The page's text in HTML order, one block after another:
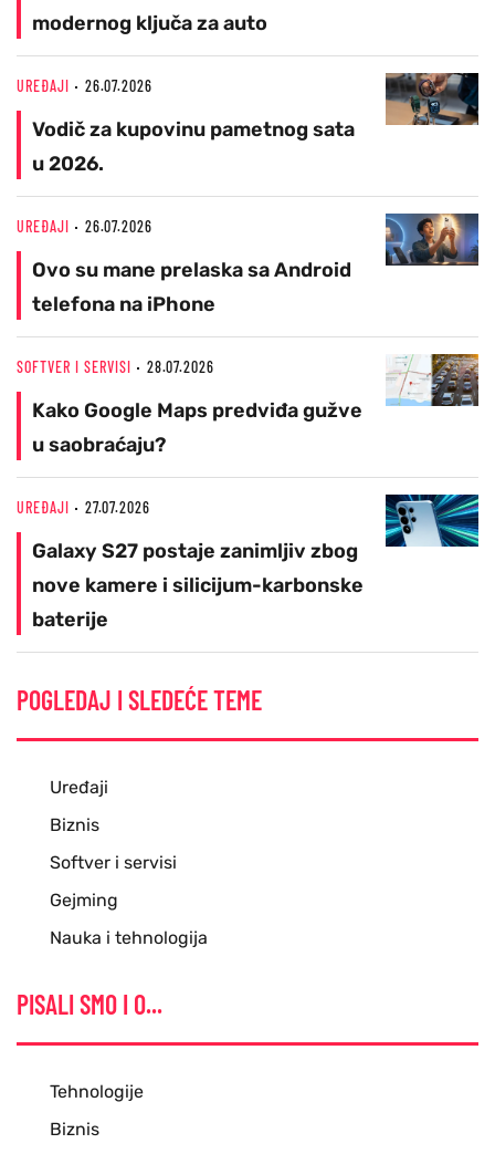
modernog ključa za auto
UREĐAJI 26.07.2026
Vodič za kupovinu pametnog sata
u 2026.
UREĐAJI 26.07.2026
Ovo su mane prelaska sa Android
telefona na iPhone
SOFTVER I SERVISI 28.07.2026
Kako Google Maps predviđa gužve
u saobraćaju?
UREĐAJI 27.07.2026
Galaxy S27 postaje zanimljiv zbog
nove kamere i silicijum-karbonske
baterije
POGLEDAJ I SLEDEĆE TEME
Uređaji
Biznis
Softver i servisi
Gejming
Nauka i tehnologija
PISALI SMO I O...
Tehnologije
Biznis